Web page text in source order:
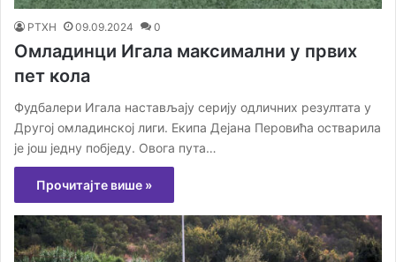
РТХН 09.09.2024 0
Омладинци Игала максимални у првих
пет кола
Фудбалери Игала настављају серију одличних резултата у
Другој омладинској лиги. Екипа Дејана Перовића остварила
је још једну побједу. Овога пута…
Прочитајте више »